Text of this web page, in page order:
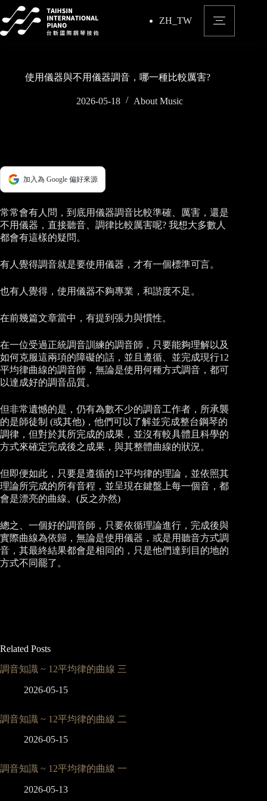
to
content
ZH_TW
使用儀器與不用儀器調音，哪一種比較厲害?
2026-05-18 About Music
加入為 Google 偏好來源
常常會有人問，到底用儀器調音比較準確、厲害，還是
不用儀器，直接聽音、調律比較厲害呢? 我想大多數人
都會有這樣的疑問。
有人覺得調音就是要使用儀器，才有一個標準可言。
也有人覺得，使用儀器不夠專業，和諧度不足。
在前幾篇文章當中，有提到張力與慣性。
在一位受過正統調音訓練的調音師，只要能夠理解以及
如何克服這兩項的障礙的話，並且遵循、並完成現行12
平均律曲線的調音師，無論是使用何種方式調音，都可
以達成好的調音品質。
但非常遺憾的是，仍有為數不少的調音工作者，所承襲
的是師徒制 (或其他)，他們可以了解並完成整台鋼琴的
調律，但對於其所完成的成果，並沒有較具體且科學的
方式來確定完成後之成果，與其整體曲線的狀況。
但即便如此，只要是遵循的12平均律的理論，並依照其
理論所完成的所有音程，並呈現在鍵盤上每一個音，都
會是漂亮的曲線。(反之亦然)
總之、一個好的調音師，只要依循理論進行，完成後與
實際曲線為依歸，無論是使用儀器，或是用聽音方式調
音，其最終結果都會是相同的，只是他們達到目的地的
方式不同罷了。
Related Posts
調音知識 ~ 12平均律的曲線 三
2026-05-15
調音知識 ~ 12平均律的曲線 二
2026-05-15
調音知識 ~ 12平均律的曲線 一
2026-05-13